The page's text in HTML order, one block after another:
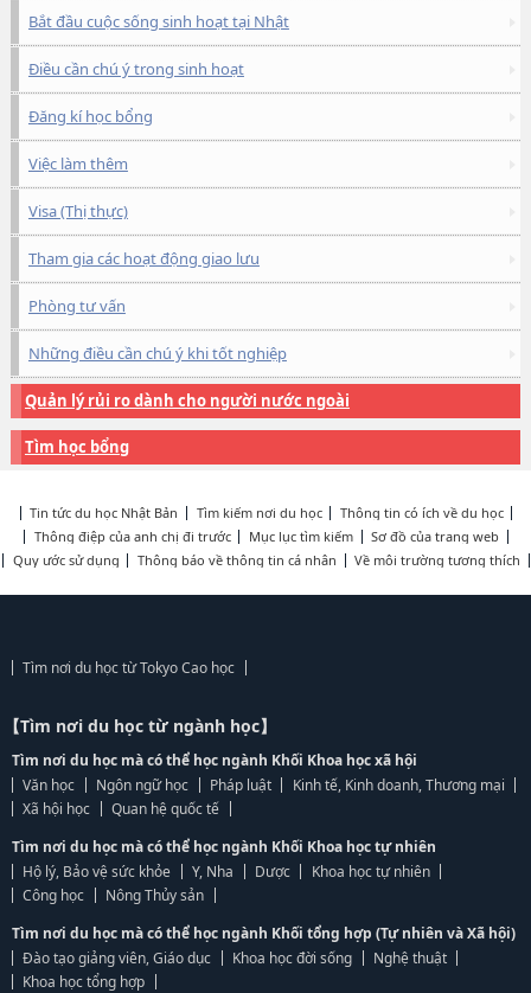
Bắt đầu cuộc sống sinh hoạt tại Nhật
Điều cần chú ý trong sinh hoạt
Đăng kí học bổng
Việc làm thêm
Visa (Thị thực)
Tham gia các hoạt động giao lưu
Phòng tư vấn
Những điều cần chú ý khi tốt nghiệp
Quản lý rủi ro dành cho người nước ngoài
Tìm học bổng
Tin tức du học Nhật Bản Tìm kiếm nơi du học
Thông tin có ích về du học
Thông điệp của anh chị đi trước
Mục lục tìm kiếm
Sơ đồ của trang web
Quy ước sử dụng
Thông báo về thông tin cá nhân Về môi trường tương thích
Tìm nơi du học từ Tokyo Cao học
【Tìm nơi du học từ ngành học】
Tìm nơi du học mà có thể học ngành Khối Khoa học xã hội
Văn học
Ngôn ngữ học Pháp luật
Kinh tế, Kinh doanh, Thương mại
Xã hội học
Quan hệ quốc tế
Tìm nơi du học mà có thể học ngành Khối Khoa học tự nhiên
Hộ lý, Bảo vệ sức khỏe
Y, Nha Dược
Khoa học tự nhiên
Công học
Nông Thủy sản
Tìm nơi du học mà có thể học ngành Khối tổng hợp (Tự nhiên và Xã hội)
Đào tạo giảng viên, Giáo dục
Khoa học đời sống
Nghệ thuật
Khoa học tổng hợp